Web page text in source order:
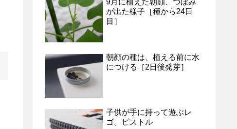
9月に植えた朝顔、つぼみ
が出た様子［種から24日
目］
朝顔の種は、植える前に水
につける［2日後発芽］
子供が手に持って遊ぶレ
ゴ。ピストル